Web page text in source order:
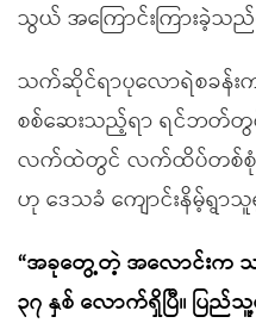
သွယ် အကြောင်းကြားခဲ့သည်
သက်ဆိုင်ရာပုလောရဲစခန်း
စစ်ဆေးသည့်ရာ ရင်ဘတ်တွင်
လက်ထဲတွင် လက်ထိပ်တစ်
ဟု ဒေသခံ ကျောင်းနိမ့်ရွာသူ
“အခုတွေ့တဲ့ အလောင်းက
၃၇ နှစ် လောက်ရှိပြီ။ ပြ